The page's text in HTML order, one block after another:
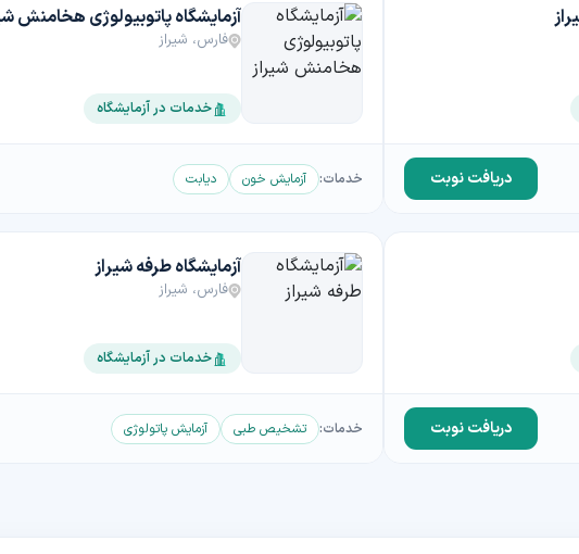
دریافت نوبت
آزمایشگاه پاتوبیولوژی هخامنش
فارس، شیراز
خدمات در آزمایشگاه
خدمات: آزمایش خون دیابت
دریافت نوبت
آزمایشگاه طرفه شیراز
فارس، شیراز
خدمات در آزمایشگاه
خدمات: تشخیص طبی آزمایش پاتولوژی